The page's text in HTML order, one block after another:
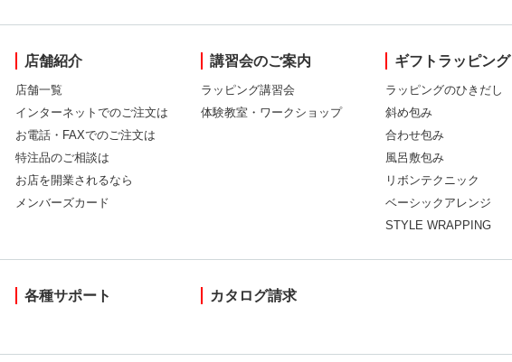
店舗紹介
店舗一覧
インターネットでのご注文は
お電話・FAXでのご注文は
特注品のご相談は
お店を開業されるなら
メンバーズカード
講習会のご案内
ラッピング講習会
体験教室・ワークショップ
ギフトラッピング
ラッピングのひきだし
斜め包み
合わせ包み
風呂敷包み
リボンテクニック
ベーシックアレンジ
STYLE WRAPPING
各種サポート カタログ請求